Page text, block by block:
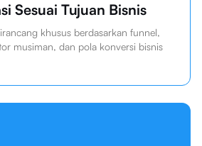
Sesuai Tujuan Bisnis
khusus berdasarkan funnel,
musiman, dan pola konversi bisnis